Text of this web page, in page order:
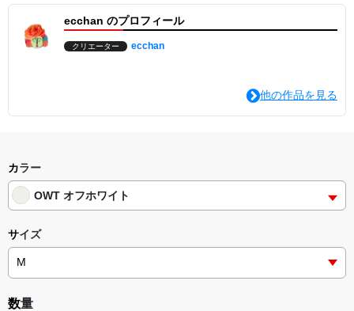
ecchan のプロフィール
クリエーター ecchan
他の作品を見る
カラー
OWT オフホワイト
サイズ
数量